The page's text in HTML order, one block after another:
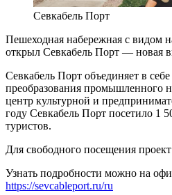
Севкабель Порт
Пешеходная набережная с видом
открыл Севкабель Порт — новая
Севкабель Порт объединяет в
преобразования промышленного
центр культурной и
году Севкабель Порт посетило 1
туристов.
Для свободного посещения
Узнать подробности можно на
https://sevcableport.ru/ru